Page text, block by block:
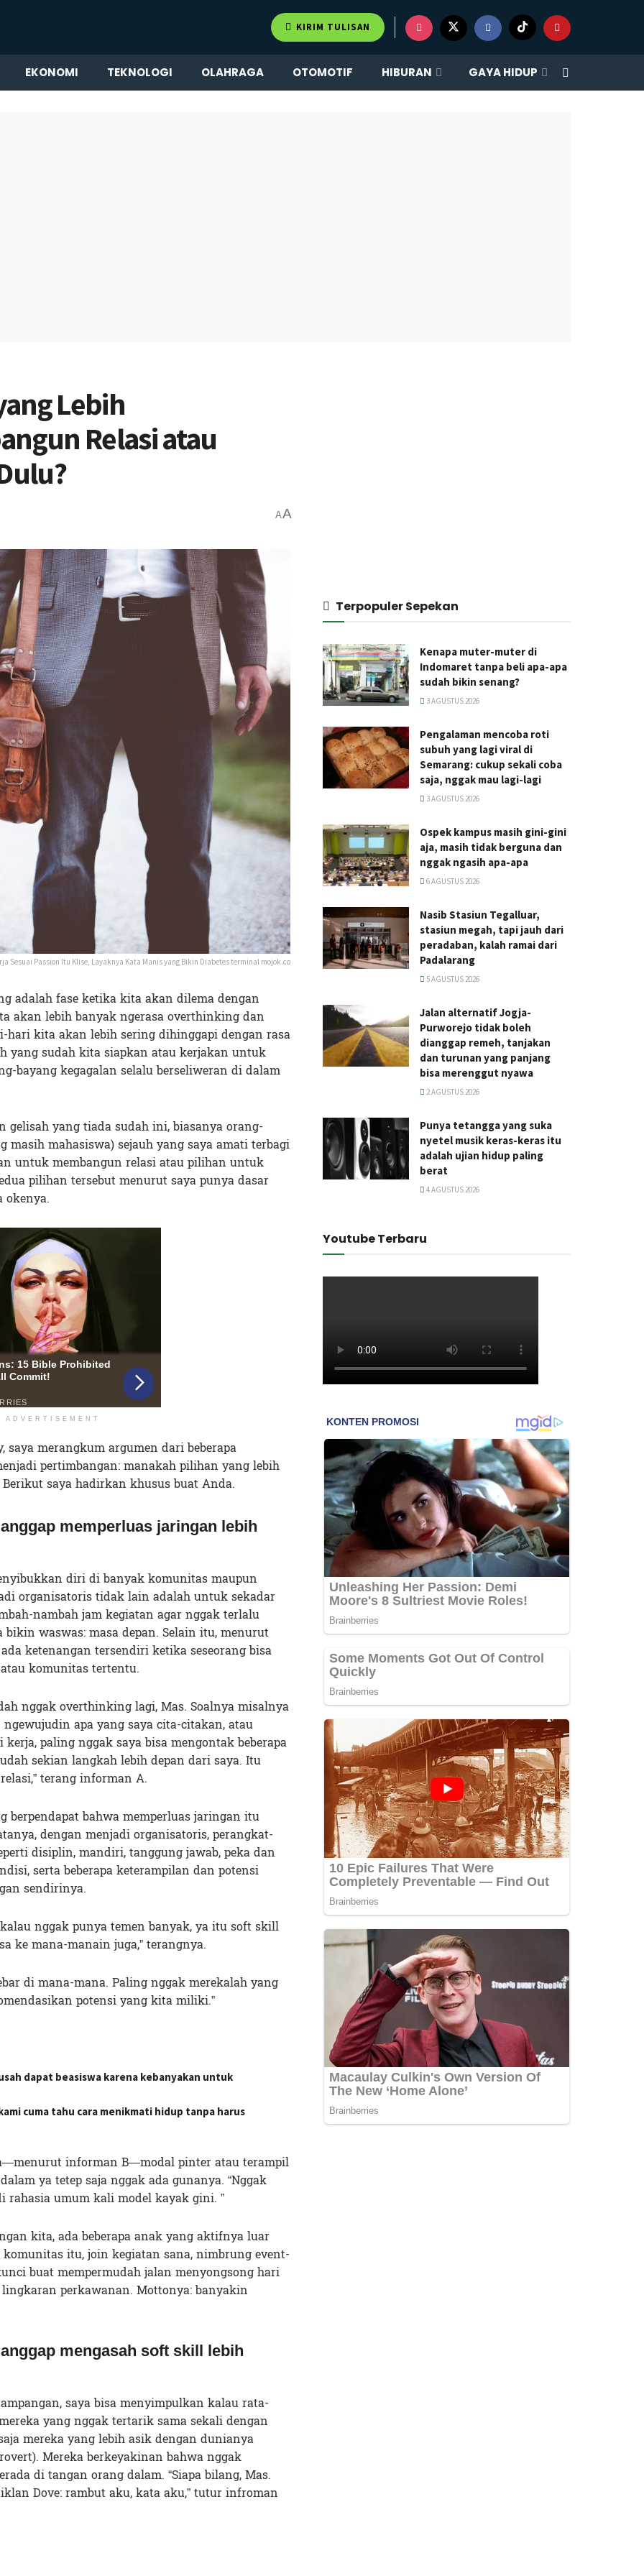
KIRIM TULISAN
EKONOMI TEKNOLOGI OLAHRAGA OTOMOTIF HIBURAN GAYA HIDUP
Lebih
Relasi atau
AA
Sesuai Passion Itu Klise, Layaknya Kata Manis yang Bikin Diabetes terminal mojok.co
adalah fase ketika kita akan dilema dengan
akan lebih banyak ngerasa overthinking dan
kita akan lebih sering dihinggapi dengan rasa
yang sudah kita siapkan atau kerjakan untuk
bayang kegagalan selalu berseliweran di dalam
gelisah yang tiada sudah ini, biasanya orang-
mahasiswa) sejauh yang saya amati terbagi
untuk membangun relasi atau pilihan untuk
pilihan tersebut menurut saya punya dasar
okenya.
ADVERTISEMENT
merangkum argumen dari beberapa
pertimbangan: manakah pilihan yang lebih
saya hadirkan khusus buat Anda.
memperluas jaringan lebih
diri di banyak komunitas maupun
organisatoris tidak lain adalah untuk sekadar
nambah jam kegiatan agar nggak terlalu
waswas: masa depan. Selain itu, menurut
ketenangan tersendiri ketika seseorang bisa
komunitas tertentu.
nggak overthinking lagi, Mas. Soalnya misalnya
apa yang saya cita-citakan, atau
paling nggak saya bisa mengontak beberapa
sekian langkah lebih depan dari saya. Itu
terang informan A.
berpendapat bahwa memperluas jaringan itu
dengan menjadi organisatoris, perangkat-
disiplin, mandiri, tanggung jawab, peka dan
serta beberapa keterampilan dan potensi
sendirinya.
nggak punya temen banyak, ya itu soft skill
ke mana-manain juga,” terangnya.
di mana-mana. Paling nggak merekalah yang
potensi yang kita miliki.”
dapat beasiswa karena kebanyakan untuk
cuma tahu cara menikmati hidup tanpa harus
informan B—modal pinter atau terampil
ya tetep saja nggak ada gunanya. “Nggak
rahasia umum kali model kayak gini. ”
kita, ada beberapa anak yang aktifnya luar
itu, join kegiatan sana, nimbrung event-
buat mempermudah jalan menyongsong hari
perkawanan. Mottonya: banyakin
mengasah soft skill lebih
saya bisa menyimpulkan kalau rata-
yang nggak tertarik sama sekali dengan
mereka yang lebih asik dengan dunianya
Mereka berkeyakinan bahwa nggak
di tangan orang dalam. “Siapa bilang, Mas.
Dove: rambut aku, kata aku,” tutur infroman
Terpopuler Sepekan
Kenapa muter-muter di
Indomaret tanpa beli apa-apa
sudah bikin senang?
3 AGUSTUS 2026
Pengalaman mencoba roti
subuh yang lagi viral di
Semarang: cukup sekali coba
saja, nggak mau lagi-lagi
3 AGUSTUS 2026
Ospek kampus masih gini-gini
aja, masih tidak berguna dan
nggak ngasih apa-apa
6 AGUSTUS 2026
Nasib Stasiun Tegalluar,
stasiun megah, tapi jauh dari
peradaban, kalah ramai dari
Padalarang
5 AGUSTUS 2026
Jalan alternatif Jogja-
Purworejo tidak boleh
dianggap remeh, tanjakan
dan turunan yang panjang
bisa merenggut nyawa
2 AGUSTUS 2026
Punya tetangga yang suka
nyetel musik keras-keras itu
adalah ujian hidup paling
berat
4 AGUSTUS 2026
Youtube Terbaru